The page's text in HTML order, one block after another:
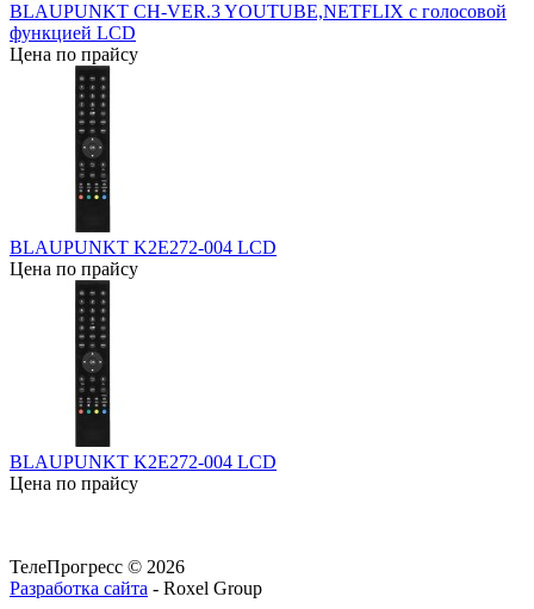
BLAUPUNKT CH-VER.3 YOUTUBE,NETFLIX с голосовой
функцией LCD
Цена по прайсу
BLAUPUNKT K2E272-004 LCD
Цена по прайсу
BLAUPUNKT K2E272-004 LCD
Цена по прайсу
ТелеПрогресс © 2026
Разработка сайта - Roxel Group